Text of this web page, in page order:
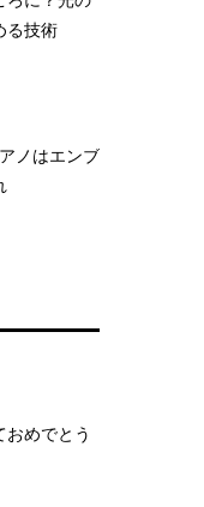
る技術
ノはエンブ
おめでとう